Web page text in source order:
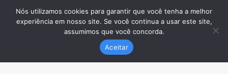
Nós utilizamos cookies para garantir que você tenha a melhor
experiência em nosso site. Se você continua a usar este site,
assumimos que você concorda.
Aceitar